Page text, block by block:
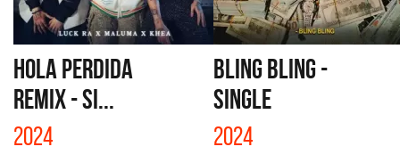
HOLA PERDIDA
REMIX - SI...
2024
BLING BLING -
SINGLE
2024